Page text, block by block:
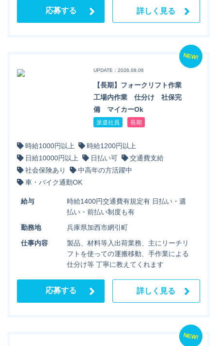
応募する 詳しく見る
NEW!
UPDATE：2026.08.06
【長期】フォークリフト作業
工場内作業 仕分け 社保完
備 マイカーOk
派遣社員 長期
時給1000円以上
時給1200円以上
日給10000円以上
日払い可
交通費支給
社会保険あり
中高年の方活躍中
車・バイク通勤OK
給与
時給1400円交通費有規定有 日払い・週
払い・前払い制度も有
勤務地
兵庫県加西市網引町
仕事内容
製品、材料等入出荷業務、主にリーチリ
フトを使っての運搬移動、手作業による
仕分け等 丁寧に教えてくれます
応募する 詳しく見る
NEW!